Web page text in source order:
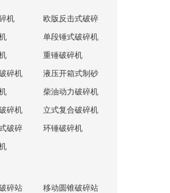
机
欧版反击式破碎
机
单段锤式破碎机
重锤破碎机
碎机
液压开箱式制砂
机
柴油动力破碎机
碎机
立式复合破碎机
破碎
环锤破碎机
碎站
移动圆锥破碎站